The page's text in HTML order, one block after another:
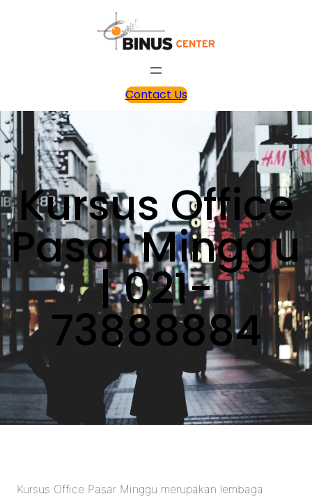
Contact Us
Kursus Office
Pasar Minggu
| 021-
73888884
Kursus Office Pasar Minggu merupakan lembaga